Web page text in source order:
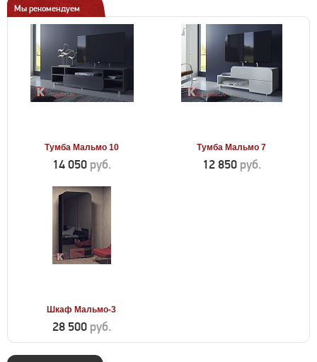
Мы рекомендуем
Тумба Мальмо 10
14 050 руб.
Тумба Мальмо 7
12 850 руб.
Шкаф Мальмо-3
28 500 руб.